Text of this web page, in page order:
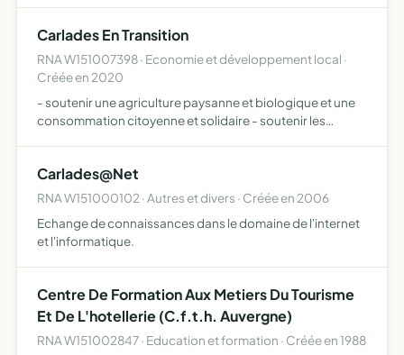
Carlades En Transition
RNA W151007398 · Economie et développement local ·
Créée en 2020
- soutenir une agriculture paysanne et biologique et une
consommation citoyenne et solidaire - soutenir les
relat…
Carlades@Net
RNA W151000102 · Autres et divers · Créée en 2006
Echange de connaissances dans le domaine de l'internet
et l'informatique.
Centre De Formation Aux Metiers Du Tourisme
Et De L'hotellerie (C.f.t.h. Auvergne)
RNA W151002847 · Education et formation · Créée en 1988